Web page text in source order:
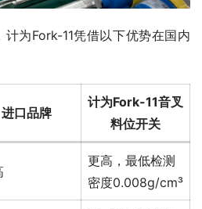
为Fork-11凭借以下优势在国内
进口品牌
计为Fork-11音叉
料位开关
更高，最低检测
密度0.008g/cm³